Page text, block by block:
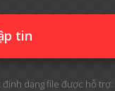
tin
định dạng file được hỗ trợ: